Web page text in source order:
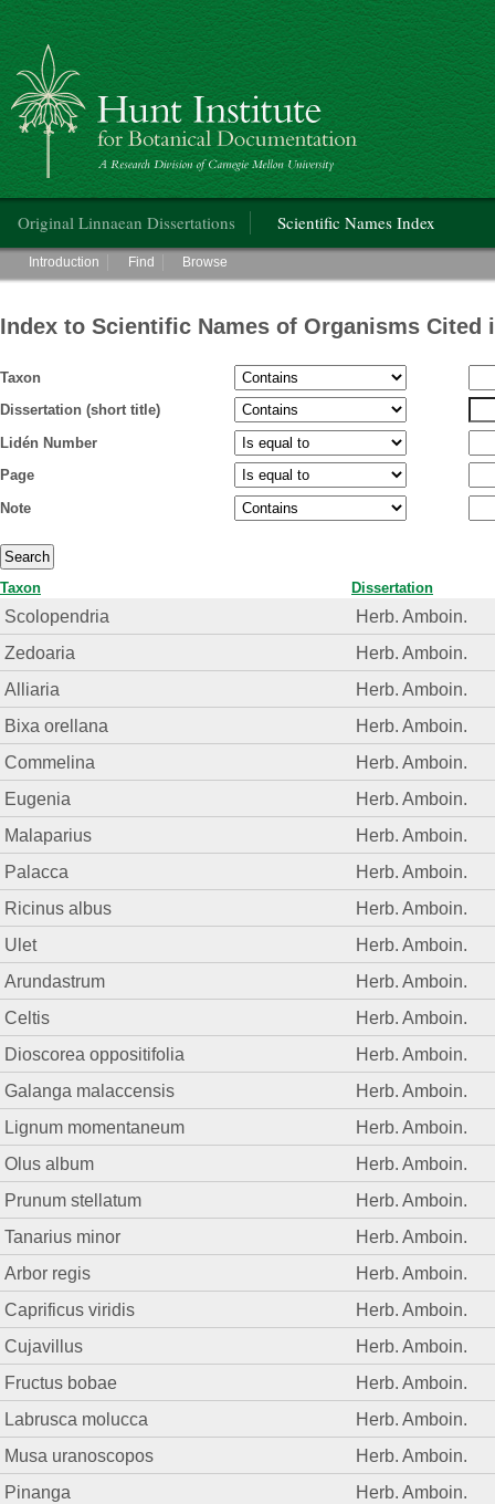
Hunt Institute for Botanical Documentation
Original Linnaean Dissertations Scientific Names Index
Main menu
Introduction Find Browse
Index to Scientific Names of Organisms Cited
Taxon
Dissertation (short title)
Lidén Number
Page
Note
Taxon Dissertation
Scolopendria
Herb. Amboin.
Zedoaria
Herb. Amboin.
Alliaria
Herb. Amboin.
Bixa orellana
Herb. Amboin.
Commelina
Herb. Amboin.
Eugenia
Herb. Amboin.
Malaparius
Herb. Amboin.
Palacca
Herb. Amboin.
Ricinus albus
Herb. Amboin.
Ulet
Herb. Amboin.
Arundastrum
Herb. Amboin.
Celtis
Herb. Amboin.
Dioscorea oppositifolia
Herb. Amboin.
Galanga malaccensis
Herb. Amboin.
Lignum momentaneum
Herb. Amboin.
Olus album
Herb. Amboin.
Prunum stellatum
Herb. Amboin.
Tanarius minor
Herb. Amboin.
Arbor regis
Herb. Amboin.
Caprificus viridis
Herb. Amboin.
Cujavillus
Herb. Amboin.
Fructus bobae
Herb. Amboin.
Labrusca molucca
Herb. Amboin.
Musa uranoscopos
Herb. Amboin.
Pinanga
Herb. Amboin.